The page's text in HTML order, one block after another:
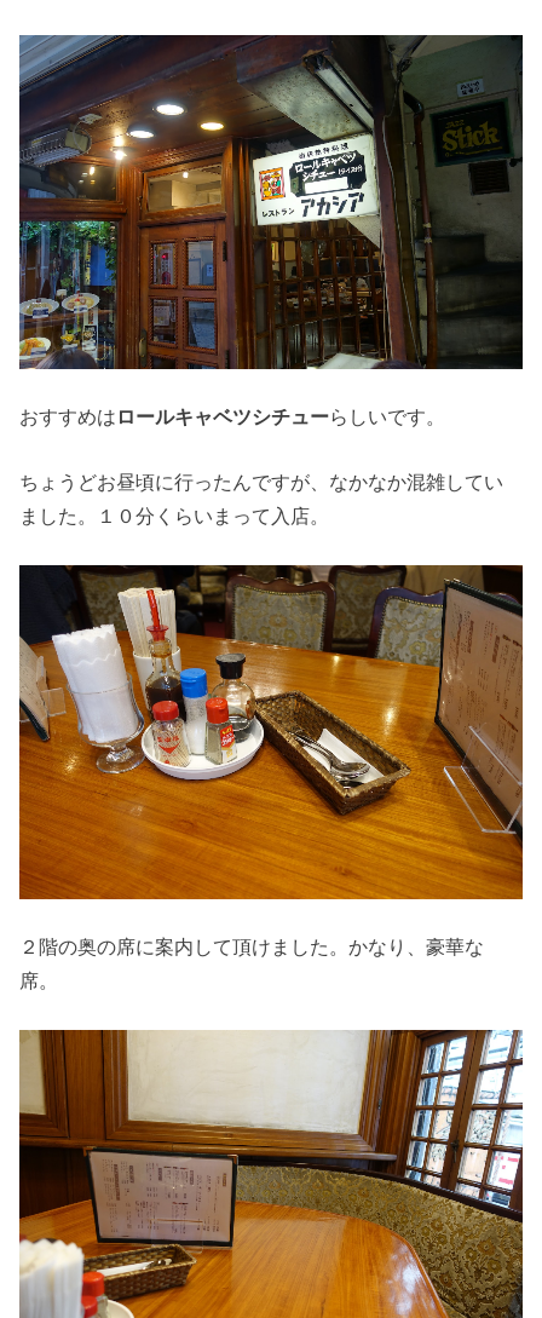
おすすめは ロールキャベツシチューらしいです。
ちょうどお昼頃に行ったんですが、なかなか混雑してい
ました。１０分くらいまって入店。
２階の奥の席に案内して頂けました。かなり、豪華な
席。